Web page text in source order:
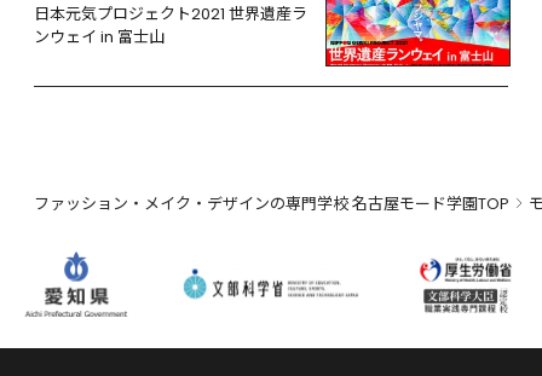
日本元気プロジェクト2021 世界遺産ラ
ンウェイ in 富士山
ファッション・メイク・デザインの専門学校 名古屋モード学園TOP